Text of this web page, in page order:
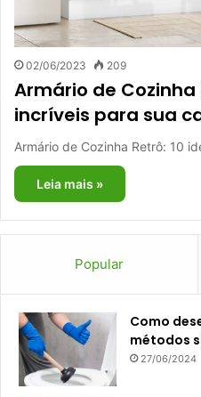
02/06/2023 209
Armário de Cozinha
incríveis para sua
Armário de Cozinha Retrô: 10
Leia mais »
Popular
Como
métodos
27/06/2024